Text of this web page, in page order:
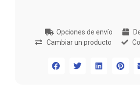
Opciones de envío
Cambiar un producto